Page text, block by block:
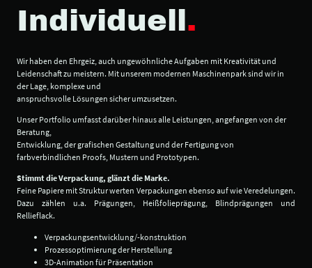
Individuell .
Wir haben den Ehrgeiz, auch ungewöhnliche Aufgaben mit Kreativität und
Leidenschaft zu meistern. Mit unserem modernen Maschinenpark sind wir in
der Lage, komplexe und
anspruchsvolle Lösungen sicher umzusetzen.
Unser Portfolio umfasst darüber hinaus alle Leistungen, angefangen von der
Beratung,
Entwicklung, der grafischen Gestaltung und der Fertigung von
farbverbindlichen Proofs, Mustern und Prototypen.
Stimmt die Verpackung, glänzt die Marke.
Feine Papiere mit Struktur werten Verpackungen ebenso auf wie Veredelungen.
Dazu zählen u.a. Prägungen, Heißfolieprägung, Blindprägungen und
Rellieflack.
Verpackungsentwicklung/-konstruktion
Prozessoptimierung der Herstellung
3D-Animation für Präsentation